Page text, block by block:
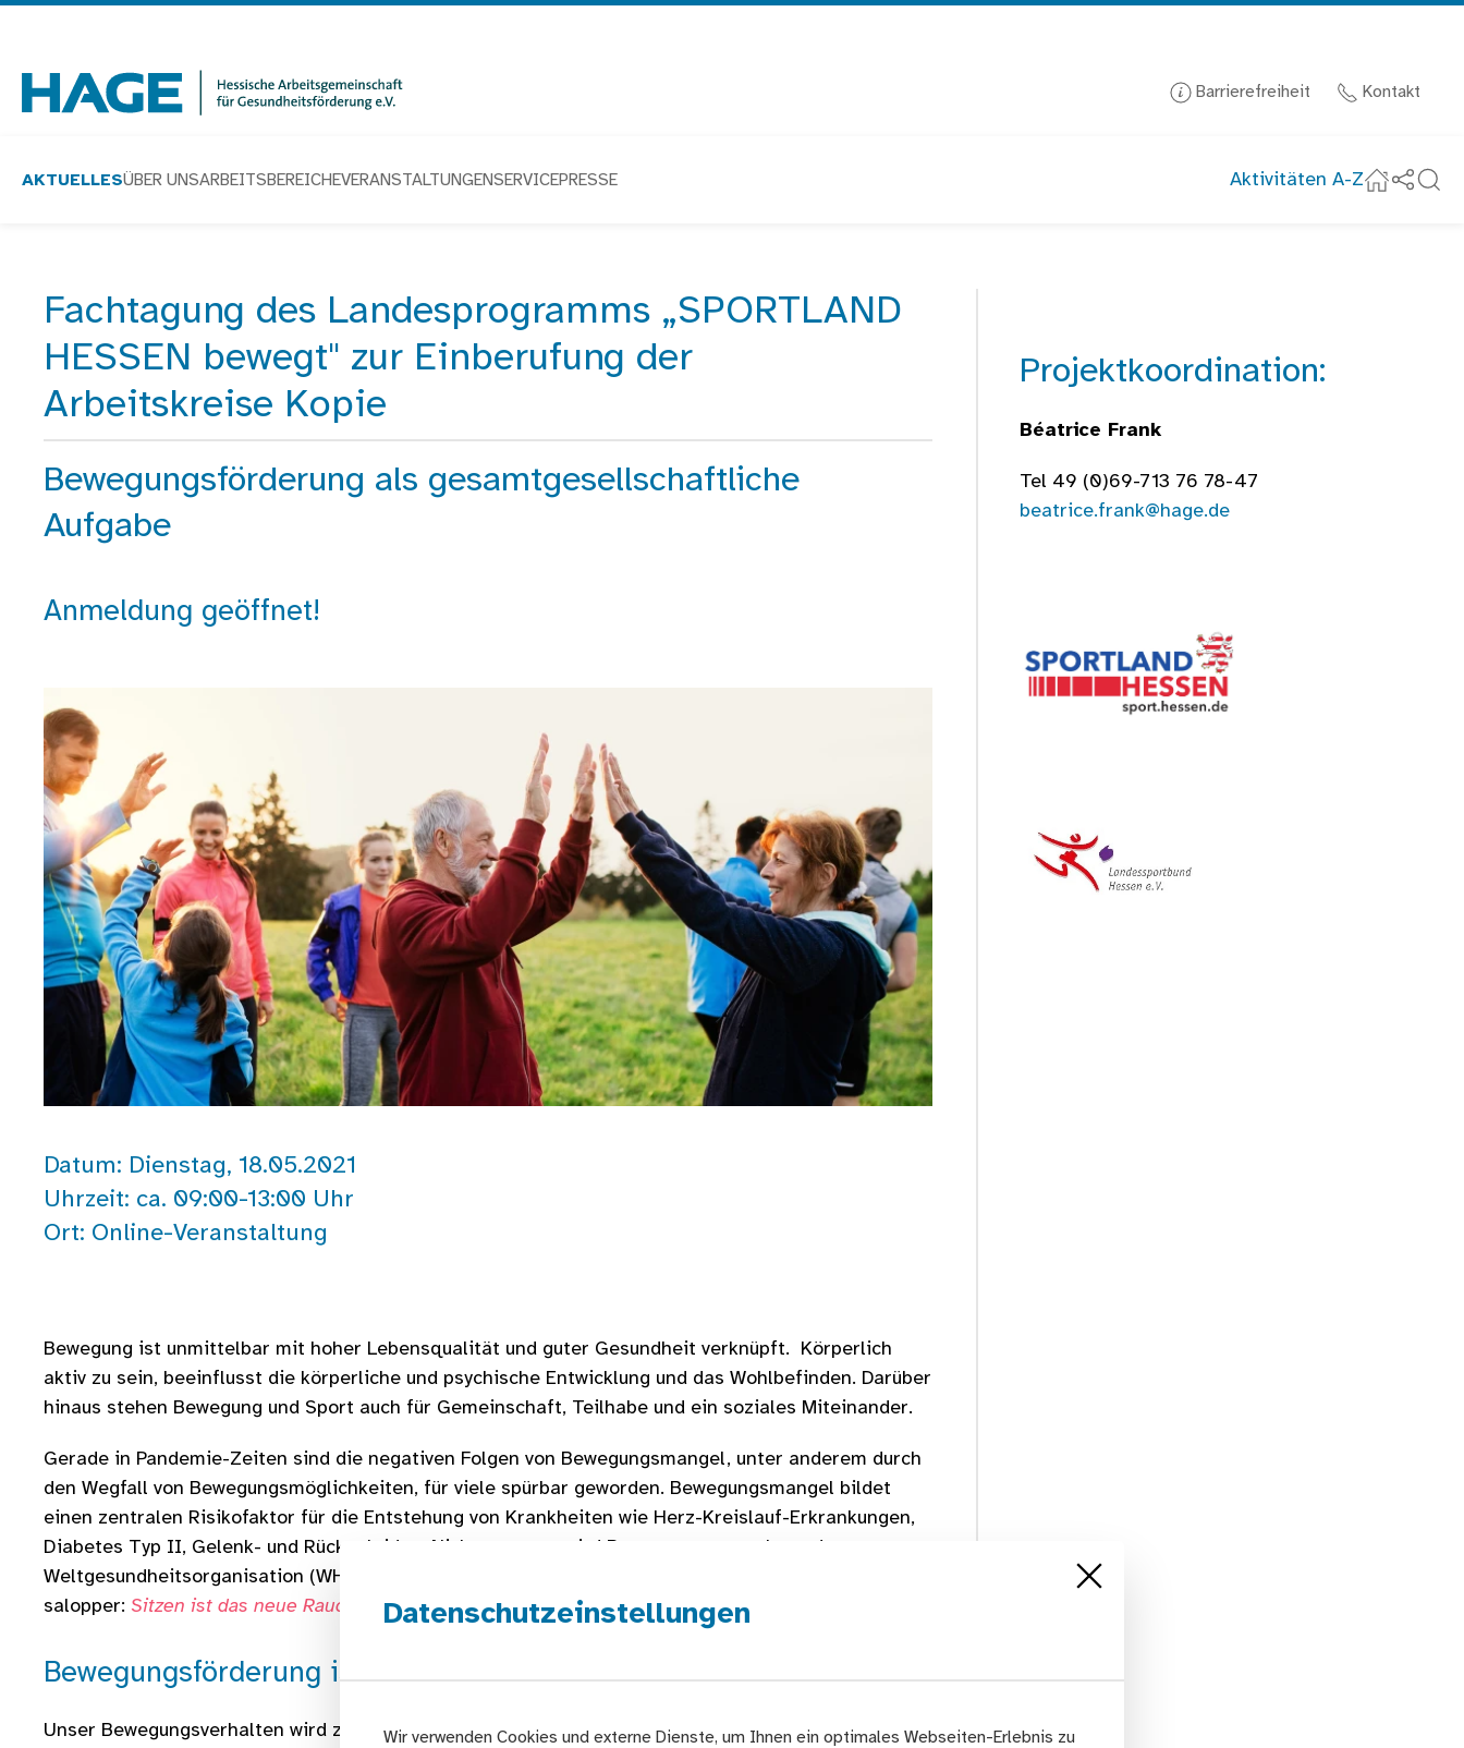
überspringen
Barrierefreiheit Kontakt
AKTUELLESÜBER UNSARBEITSBEREICHEVERANSTALTUNGENSERVICEPRESSE Aktivitäten A-Z
Startseite
Social-
StartseiteAktuelles
Fachtagung des Landesprogramms „SPORTLAND
HESSEN bewegt" zur Einberufung der
Arbeitskreise Kopie
Bewegungsförderung als gesamtgesellschaftliche
Aufgabe
Anmeldung geöffnet!
Datum: Dienstag, 18.05.2021
Uhrzeit: ca. 09:00-13:00 Uhr
Ort: Online-Veranstaltung
Bewegung ist unmittelbar mit hoher Lebensqualität und guter Gesundheit verknüpft. Körperlich
aktiv zu sein, beeinflusst die körperliche und psychische Entwicklung und das Wohlbefinden. Darüber
hinaus stehen Bewegung und Sport auch für Gemeinschaft, Teilhabe und ein soziales Miteinander.
Gerade in Pandemie-Zeiten sind die negativen Folgen von Bewegungsmangel, unter anderem durch
den Wegfall von Bewegungsmöglichkeiten, für viele spürbar geworden. Bewegungsmangel bildet
einen zentralen Risikofaktor für die Entstehung von Krankheiten wie Herz-Kreislauf-Erkrankungen,
Diabetes Typ II, Gelenk- und Rückenleiden. Nicht umsonst wird Bewegungsmangel von der
Weltgesundheitsorganisation (WHO) als Epidemie des 21. Jahrhunderts bezeichnet. Oder etwas
salopper: Sitzen ist das neue Rauchen
Bewegungsförderung ist eine gesamtgesellschaftliche Aufgabe!
Unser Bewegungsverhalten wird zu großen Teilen auch von den Bedingungen und Möglichkeiten
Projektkoordination:
Béatrice Frank
Tel 49 (0)69-713 76 78-47
beatrice.frank@hage.de
Datenschutzeinstellungen
Wir verwenden Cookies und externe Dienste, um Ihnen ein optimales Webseiten-Erlebnis zu